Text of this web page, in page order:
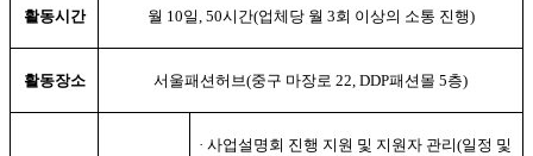
활동시간 월 10일, 50시간(업체당 월 3회 이상의 소통 진행)
활동장소 서울패션허브(중구 마장로 22, DDP패션몰 5층)
· 사업설명회 진행 지원 및 지원자 관리(일정 및